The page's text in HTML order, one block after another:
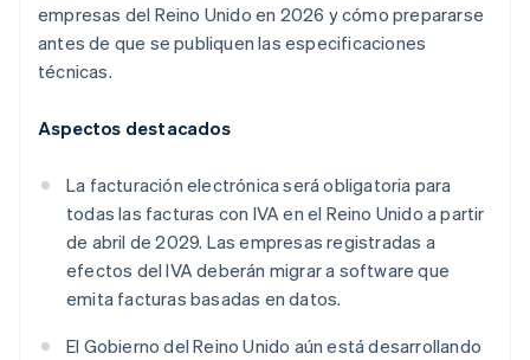
empresas del Reino Unido en 2026 y cómo prepararse
antes de que se publiquen las especificaciones
técnicas.
Aspectos destacados
La facturación electrónica será obligatoria para
todas las facturas con IVA en el Reino Unido a partir
de abril de 2029. Las empresas registradas a
efectos del IVA deberán migrar a software que
emita facturas basadas en datos.
El Gobierno del Reino Unido aún está desarrollando